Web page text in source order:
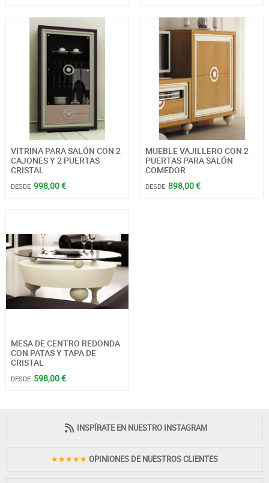
VITRINA PARA SALÓN CON 2
CAJONES Y 2 PUERTAS
CRISTAL
DESDE 998,00 €
MUEBLE VAJILLERO CON 2
PUERTAS PARA SALÓN
COMEDOR
DESDE 898,00 €
MESA DE CENTRO REDONDA
CON PATAS Y TAPA DE
CRISTAL
DESDE 598,00 €
INSPÍRATE EN NUESTRO INSTAGRAM
★★★★★ OPINIONES DE NUESTROS CLIENTES